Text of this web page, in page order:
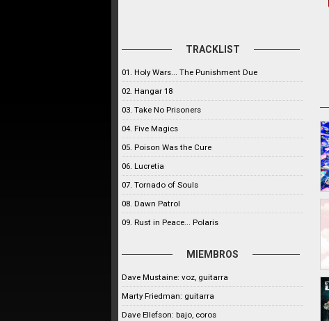
TRACKLIST
01. Holy Wars... The Punishment Due
02. Hangar 18
03. Take No Prisoners
04. Five Magics
05. Poison Was the Cure
06. Lucretia
07. Tornado of Souls
08. Dawn Patrol
09. Rust in Peace... Polaris
MIEMBROS
Dave Mustaine: voz, guitarra
Marty Friedman: guitarra
Dave Ellefson: bajo, coros